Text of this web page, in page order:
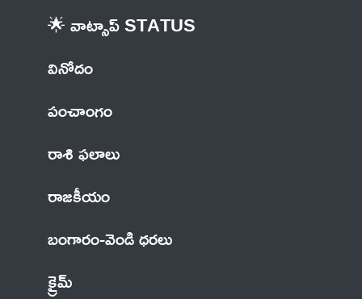
🌟 వాట్సాప్ STATUS
వినోదం
పంచాంగం
రాశి ఫలాలు
రాజకీయం
బంగారం-వెండి ధరలు
క్రైమ్